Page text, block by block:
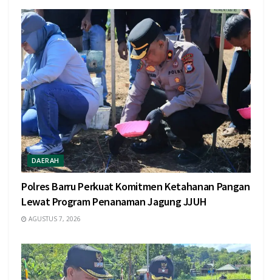
DAERAH
Polres Barru Perkuat Komitmen Ketahanan Pangan
Lewat Program Penanaman Jagung JJUH
AGUSTUS 7, 2026